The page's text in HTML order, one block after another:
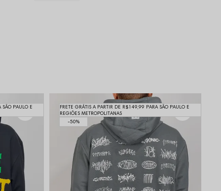
SÃO PAULO E
50%
FRETE GRÁTIS A PARTIR DE R$149,99 PARA SÃO PAULO E
REGIÕES METROPOLITANAS